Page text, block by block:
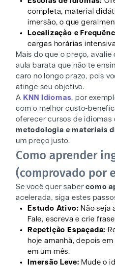
completa, material
imersão, o que
Localização e
cargas horárias
Mais do que o preço,
aula barata que não te
caro no longo prazo, pois
atinge seu objetivo.
A KNN Idiomas, por
com o melhor custo-
oferecer cursos de idiomas
metodologia e materiais
um preço justo.
Como aprender
(comprovado por
Se você quer sabercomo
acelerada, siga estes
Estudo Ativo: Não seja
Fale, escreva e crie
Repetição Espaçada:
hoje amanhã, depois
em um mês.
Imersão Leve: Mude o